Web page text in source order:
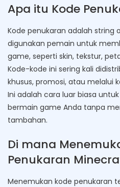
Apa itu Kode
Kode penukaran adalah string
digunakan pemain untuk
game, seperti skin, tekstur,
Kode-kode ini sering kali
khusus, promosi, atau melalui
Ini adalah cara luar biasa
bermain game Anda tanpa
tambahan.
Di mana
Penukaran
Menemukan kode penukaran